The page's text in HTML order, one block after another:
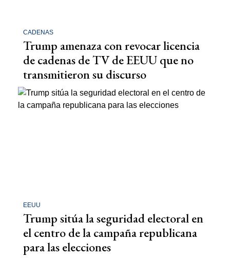
CADENAS
Trump amenaza con revocar licencia
de cadenas de TV de EEUU que no
transmitieron su discurso
EEUU
Trump sitúa la seguridad electoral en
el centro de la campaña republicana
para las elecciones